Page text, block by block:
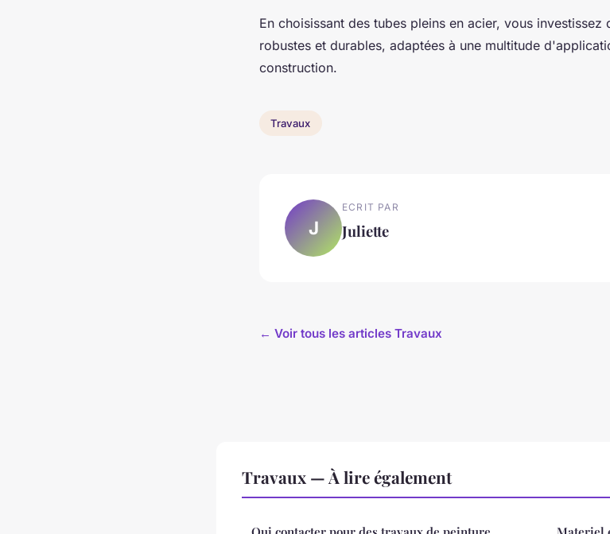
En choisissant des tubes pleins en acier, vous
robustes et durables, adaptées à une multitude
construction.
Travaux
J
ECRIT PAR
Juliette
← Voir tous les articles Travaux
Travaux — À lire également